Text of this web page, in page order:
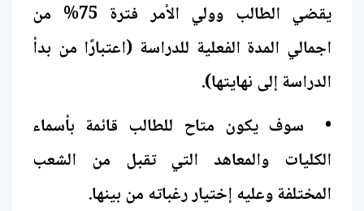
يقضي الطالب وولي الأمر فترة 75% من
اجمالي المدة الفعلية للدراسة (اعتبارًا من بدأ
الدراسة إلى نهايتها).
• سوف يكون متاح للطالب قائمة بأسماء
الكليات والمعاهد التي تقبل من الشعب
المختلفة وعليه إختيار رغباته من بينها.